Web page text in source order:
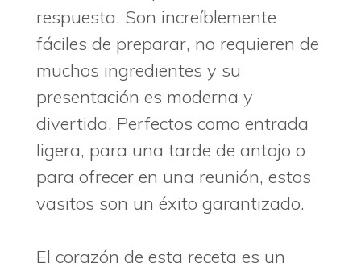
respuesta. Son increíblemente
fáciles de preparar, no requieren de
muchos ingredientes y su
presentación es moderna y
divertida. Perfectos como entrada
ligera, para una tarde de antojo o
para ofrecer en una reunión, estos
vasitos son un éxito garantizado.
El corazón de esta receta es un